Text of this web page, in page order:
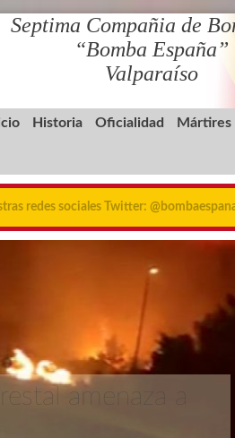
Septima Compañia de
“Bomba España”
Valparaíso
Historia Oficialidad Mártires
redes sociales Twitter:
amenaza a